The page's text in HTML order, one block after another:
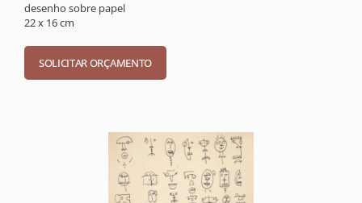
desenho sobre papel
22 x 16 cm